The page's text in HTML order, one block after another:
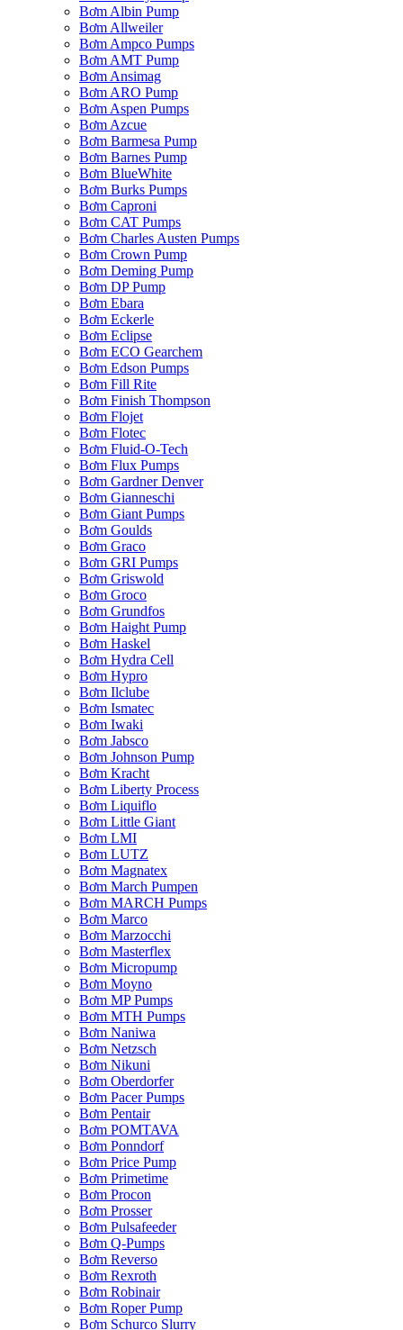
Bơm Albin Pump
Bơm Allweiler
Bơm Ampco Pumps
Bơm AMT Pump
Bơm Ansimag
Bơm ARO Pump
Bơm Aspen Pumps
Bơm Azcue
Bơm Barmesa Pump
Bơm Barnes Pump
Bơm BlueWhite
Bơm Burks Pumps
Bơm Caproni
Bơm CAT Pumps
Bơm Charles Austen Pumps
Bơm Crown Pump
Bơm Deming Pump
Bơm DP Pump
Bơm Ebara
Bơm Eckerle
Bơm Eclipse
Bơm ECO Gearchem
Bơm Edson Pumps
Bơm Fill Rite
Bơm Finish Thompson
Bơm Flojet
Bơm Flotec
Bơm Fluid-O-Tech
Bơm Flux Pumps
Bơm Gardner Denver
Bơm Gianneschi
Bơm Giant Pumps
Bơm Goulds
Bơm Graco
Bơm GRI Pumps
Bơm Griswold
Bơm Groco
Bơm Grundfos
Bơm Haight Pump
Bơm Haskel
Bơm Hydra Cell
Bơm Hypro
Bơm Ilclube
Bơm Ismatec
Bơm Iwaki
Bơm Jabsco
Bơm Johnson Pump
Bơm Kracht
Bơm Liberty Process
Bơm Liquiflo
Bơm Little Giant
Bơm LMI
Bơm LUTZ
Bơm Magnatex
Bơm March Pumpen
Bơm MARCH Pumps
Bơm Marco
Bơm Marzocchi
Bơm Masterflex
Bơm Micropump
Bơm Moyno
Bơm MP Pumps
Bơm MTH Pumps
Bơm Naniwa
Bơm Netzsch
Bơm Nikuni
Bơm Oberdorfer
Bơm Pacer Pumps
Bơm Pentair
Bơm POMTAVA
Bơm Ponndorf
Bơm Price Pump
Bơm Primetime
Bơm Procon
Bơm Prosser
Bơm Pulsafeeder
Bơm Q-Pumps
Bơm Reverso
Bơm Rexroth
Bơm Robinair
Bơm Roper Pump
Bơm Schurco Slurry